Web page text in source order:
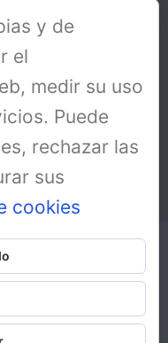
© 2019
y de
el
medir su uso
Puede
rechazar las
sus
cookies